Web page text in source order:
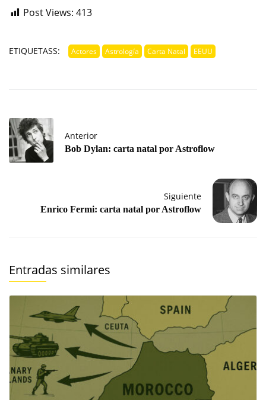
Post Views: 413
ETIQUETASS: Actores Astrología Carta Natal EEUU
Anterior
Bob Dylan: carta natal por Astroflow
Siguiente
Enrico Fermi: carta natal por Astroflow
Entradas similares